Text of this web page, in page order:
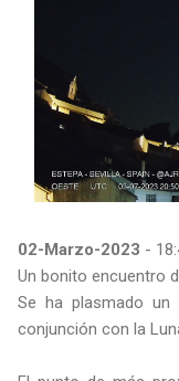
02-Marzo-2023 -
Un bonito encuentro
Se ha plasmado un
conjunción con la